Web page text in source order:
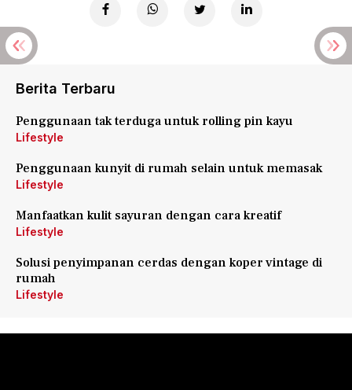
Berita Terbaru
Penggunaan tak terduga untuk rolling pin kayu
Lifestyle
Penggunaan kunyit di rumah selain untuk memasak
Lifestyle
Manfaatkan kulit sayuran dengan cara kreatif
Lifestyle
Solusi penyimpanan cerdas dengan koper vintage di
rumah
Lifestyle